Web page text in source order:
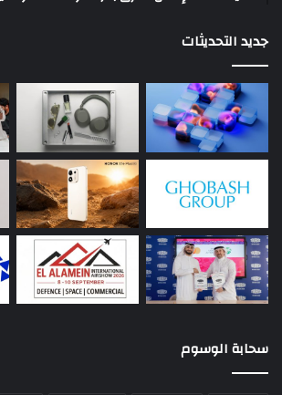
جديد التحديثات
سحابة الوسوم